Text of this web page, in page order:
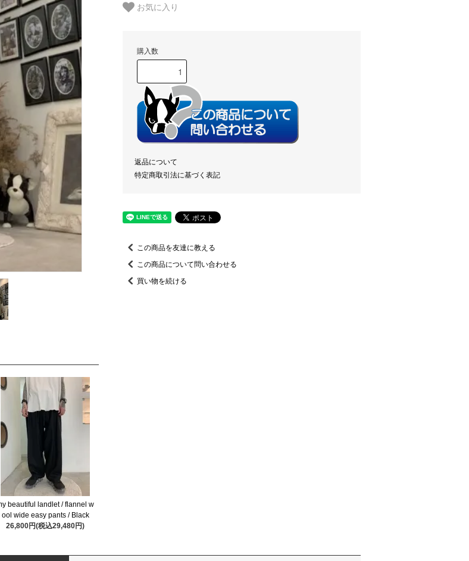
beautiful landlet / flannel w
ool wide easy pants / Black
26,800円(税込29,480円)
お気に入り
購入数
返品について
特定商取引法に基づく表記
この商品を友達に教える
この商品について問い合わせる
買い物を続ける